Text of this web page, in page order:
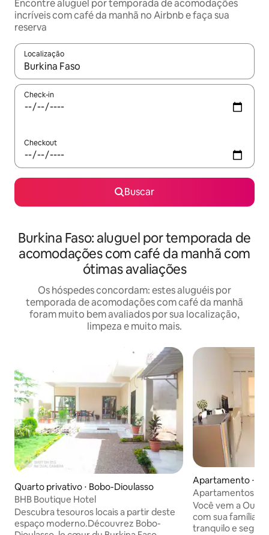
Encontre aluguel por temporada de acomodações
incríveis com café da manhã no Airbnb e faça sua
reserva
Localização
Quando os resultados estiverem disponíveis, explore-os
Check-in
Checkout
Buscar
Burkina Faso: aluguel por temporada de
acomodações com café da manhã com
ótimas avaliações
Os hóspedes concordam: estes aluguéis por
temporada de acomodações com café da manhã
foram muito bem avaliados por sua localização,
limpeza e muito mais.
Quarto privativo ⋅ Bobo-Dioulasso
BHB Boutique Hotel
Descubra tesouros locais a partir deste
espaço moderno.Découvrez Bobo-
Apartamento ⋅
u
Apartamentos
N°2
Você vem a
com sua família
tranquilo e